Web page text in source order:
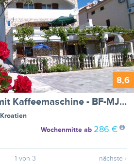
8,6
FerienWohnung mit Kaffeemaschine - BF-MJDH
Kroatien
Wochenmitteab 286 €
1 von 3 nächste ›